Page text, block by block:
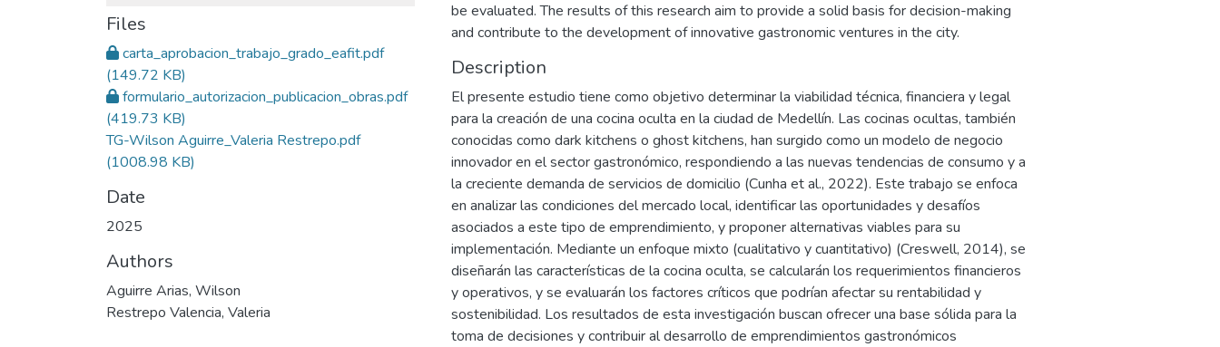
Files
carta_aprobacion_trabajo_grado_eafit.pdf
(149.72 KB)
formulario_autorizacion_publicacion_obras.pdf
(419.73 KB)
TG-Wilson Aguirre_Valeria Restrepo.pdf
(1008.98 KB)
Date
2025
Authors
Aguirre Arias, Wilson
Restrepo Valencia, Valeria
be evaluated. The results of this research aim to provide a solid basis for decision-making
and contribute to the development of innovative gastronomic ventures in the city.
Description
El presente estudio tiene como objetivo determinar la viabilidad técnica, financiera y legal
para la creación de una cocina oculta en la ciudad de Medellín. Las cocinas ocultas, también
conocidas como dark kitchens o ghost kitchens, han surgido como un modelo de negocio
innovador en el sector gastronómico, respondiendo a las nuevas tendencias de consumo y a
la creciente demanda de servicios de domicilio (Cunha et al., 2022). Este trabajo se enfoca
en analizar las condiciones del mercado local, identificar las oportunidades y desafíos
asociados a este tipo de emprendimiento, y proponer alternativas viables para su
implementación. Mediante un enfoque mixto (cualitativo y cuantitativo) (Creswell, 2014), se
diseñarán las características de la cocina oculta, se calcularán los requerimientos financieros
y operativos, y se evaluarán los factores críticos que podrían afectar su rentabilidad y
sostenibilidad. Los resultados de esta investigación buscan ofrecer una base sólida para la
toma de decisiones y contribuir al desarrollo de emprendimientos gastronómicos